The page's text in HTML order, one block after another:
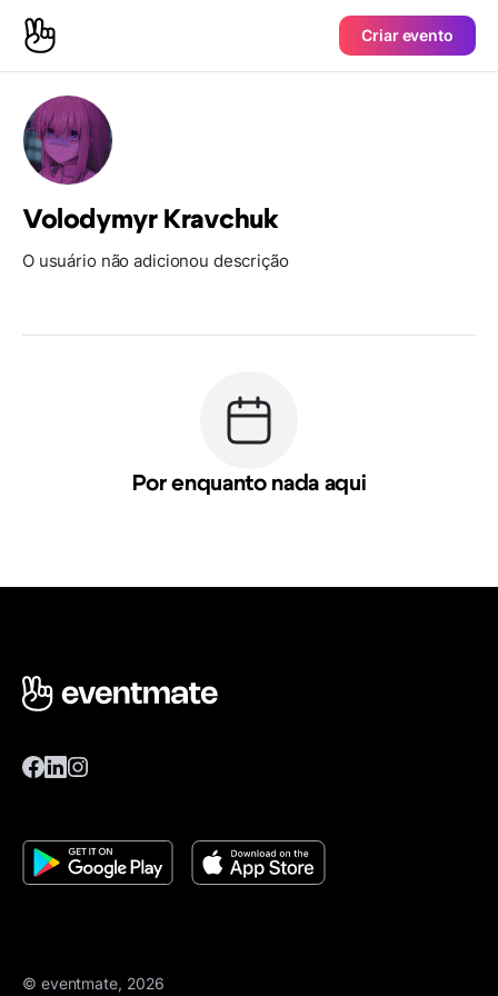
Criar evento
Volodymyr Kravchuk
O usuário não adicionou descrição
Por enquanto nada aqui
© eventmate, 2026